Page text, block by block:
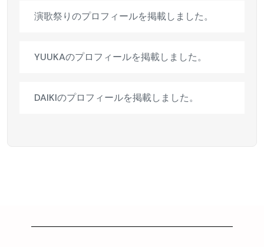
演歌祭りのプロフィールを掲載しました。
YUUKAのプロフィールを掲載しました。
DAIKIのプロフィールを掲載しました。